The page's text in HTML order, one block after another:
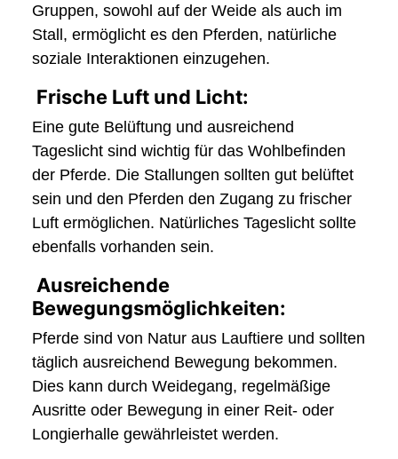
Gruppen, sowohl auf der Weide als auch im
Stall, ermöglicht es den Pferden, natürliche
soziale Interaktionen einzugehen.
Frische Luft und Licht:
Eine gute Belüftung und ausreichend
Tageslicht sind wichtig für das Wohlbefinden
der Pferde. Die Stallungen sollten gut belüftet
sein und den Pferden den Zugang zu frischer
Luft ermöglichen. Natürliches Tageslicht sollte
ebenfalls vorhanden sein.
Ausreichende
Bewegungsmöglichkeiten:
Pferde sind von Natur aus Lauftiere und sollten
täglich ausreichend Bewegung bekommen.
Dies kann durch Weidegang, regelmäßige
Ausritte oder Bewegung in einer Reit- oder
Longierhalle gewährleistet werden.